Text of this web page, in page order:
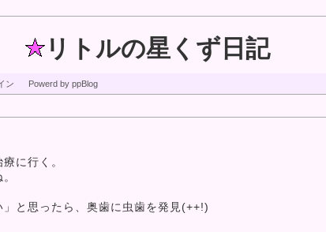
リトルの星くず日記
ン Powerd by ppBlog
に行く。
と思ったら、奥歯に虫歯を発見(++!)